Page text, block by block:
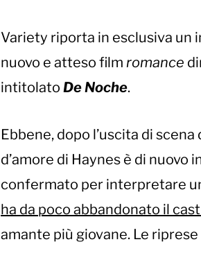
Variety riporta in esclusiva un
nuovo e atteso film romance
intitolato De Noche.
Ebbene, dopo l’uscita di
d’amore di Haynes è di nuovo
confermato per interpretare
ha da poco abbandonato il
amante più giovane. Le